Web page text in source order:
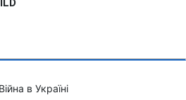
Війна в Україні